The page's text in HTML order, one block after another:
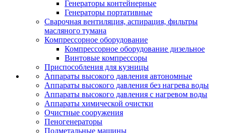
Генераторы контейнерные
Генераторы портативные
Сварочная вентиляция, аспирация, фильтры
масляного тумана
Компрессорное оборудование
Компрессорное оборудование дизельное
Винтовые компрессоры
Приспособления для кузницы
Аппараты высокого давления автономные
Аппараты высокого давления без нагрева воды
Аппараты высокого давления с нагревом воды
Аппараты химической очистки
Очистные сооружения
Пеногенераторы
Подметальные машины